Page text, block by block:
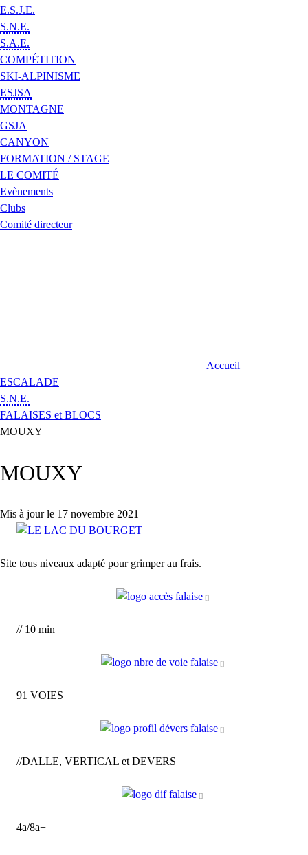
E.S.J.E.
S.N.E.
S.A.E.
COMPÉTITION
SKI-ALPINISME
ESJSA
MONTAGNE
GSJA
CANYON
FORMATION / STAGE
LE COMITÉ
Evènements
Clubs
Comité directeur
Accueil
ESCALADE
S.N.E.
FALAISES et BLOCS
MOUXY
MOUXY
Mis à jour le 17 novembre 2021
Site tous niveaux adapté pour grimper au frais.
// 10 min
91 VOIES
//DALLE, VERTICAL et DEVERS
4a/8a+